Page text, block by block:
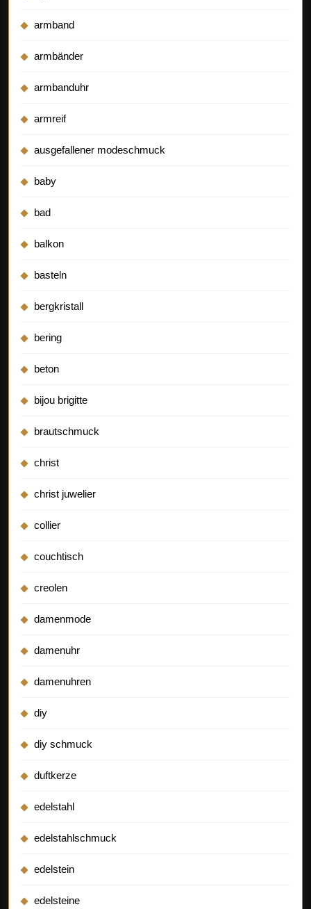
armband
armbänder
armbanduhr
armreif
ausgefallener modeschmuck
baby
bad
balkon
basteln
bergkristall
bering
beton
bijou brigitte
brautschmuck
christ
christ juwelier
collier
couchtisch
creolen
damenmode
damenuhr
damenuhren
diy
diy schmuck
duftkerze
edelstahl
edelstahlschmuck
edelstein
edelsteine